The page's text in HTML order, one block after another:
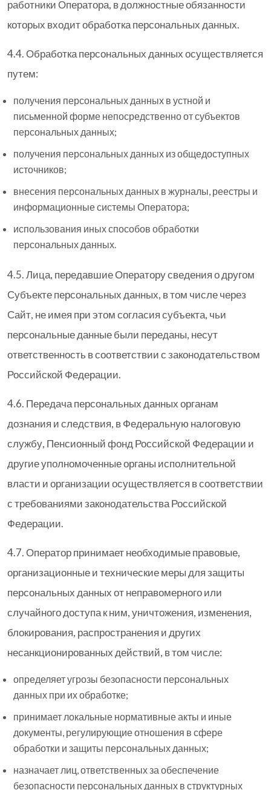
работники Оператора, в должностные обязанности
которых входит обработка персональных данных.
4.4. Обработка персональных данных осуществляется
путем:
получения персональных данных в устной и
письменной форме непосредственно от субъектов
персональных данных;
получения персональных данных из общедоступных
источников;
внесения персональных данных в журналы, реестры и
информационные системы Оператора;
использования иных способов обработки
персональных данных.
4.5. Лица, передавшие Оператору сведения о другом
Субъекте персональных данных, в том числе через
Сайт, не имея при этом согласия субъекта, чьи
персональные данные были переданы, несут
ответственность в соответствии с законодательством
Российской Федерации.
4.6. Передача персональных данных органам
дознания и следствия, в Федеральную налоговую
службу, Пенсионный фонд Российской Федерации и
другие уполномоченные органы исполнительной
власти и организации осуществляется в соответствии
с требованиями законодательства Российской
Федерации.
4.7. Оператор принимает необходимые правовые,
организационные и технические меры для защиты
персональных данных от неправомерного или
случайного доступа к ним, уничтожения, изменения,
блокирования, распространения и других
несанкционированных действий, в том числе:
определяет угрозы безопасности персональных
данных при их обработке;
принимает локальные нормативные акты и иные
документы, регулирующие отношения в сфере
обработки и защиты персональных данных;
назначает лиц, ответственных за обеспечение
безопасности персональных данных в структурных